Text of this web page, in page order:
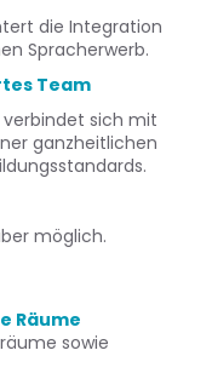
die Integration
Spracherwerb.
Team
sich mit
ganzheitlichen
möglich.
Räume
sowie